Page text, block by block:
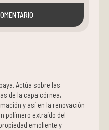
Actúa sobre las
de la capa córnea,
y así en la renovación
polímero extraído del
emoliente y